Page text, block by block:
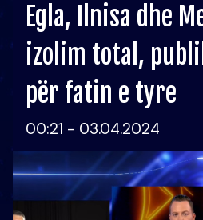
Egla, Ilnisa dhe
izolim total,
për fatin e tyre
00:21 - 03.04.2024